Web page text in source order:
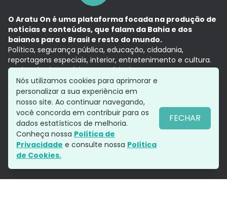
O Aratu On é uma plataforma focada na produção de
notícias e conteúdos, que falam da Bahia e dos
baianos para o Brasil e resto do mundo.
Política, segurança pública, educação, cidadania,
reportagens especiais, interior, entretenimento e cultura.
Aqui, tudo vira notícia e a notícia é no tempo presente,
com a credibilidade do Grupo Aratu.
Grupo Aratu
Política de privacidade
Siga-nos
Nós utilizamos cookies para aprimorar e
personalizar a sua experiência em
nosso site. Ao continuar navegando,
você concorda em contribuir para os
dados estatísticos de melhoria.
Conheça nossa Política de
Privacidade e consulte nossa Política
de Cookies.
FECHAR